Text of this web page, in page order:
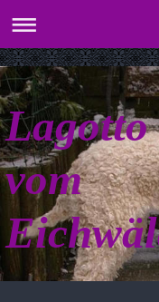
Lagotto
vom